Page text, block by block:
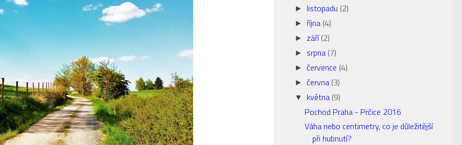
► listopadu (2)
► října (4)
► září(2)
► srpna (7)
► července (4)
► června (3)
▼ května (9)
Pochod Praha - Prčice 2016
Váha nebo centimetry, co je důležitější
při hubnutí?